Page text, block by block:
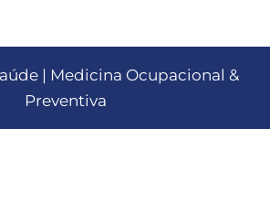
| Medicina Ocupacional &
Preventiva